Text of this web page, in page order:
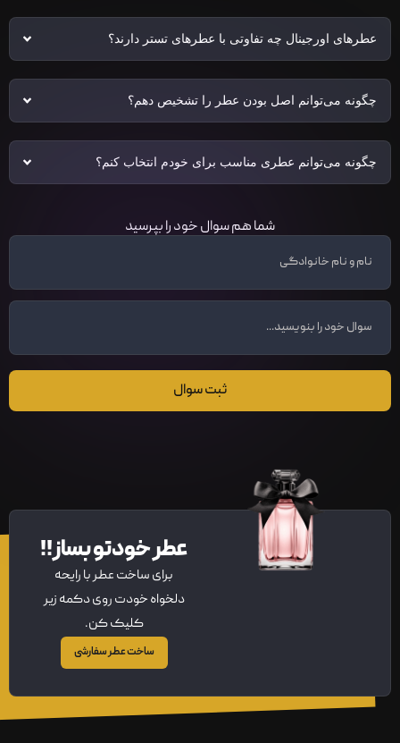
عطرهای اورجینال چه تفاوتی با عطرهای تستر دارند؟
چگونه می‌توانم اصل بودن عطر را تشخیص دهم؟
چگونه می‌توانم عطری مناسب برای خودم انتخاب کنم؟
شما هم سوال خود را بپرسید
ثبت سوال
عطر خودتو بساز!!
برای ساخت عطر با رایحه
دلخواه خودت روی دکمه زیر
کلیک کن.
ساخت عطر سفارشی